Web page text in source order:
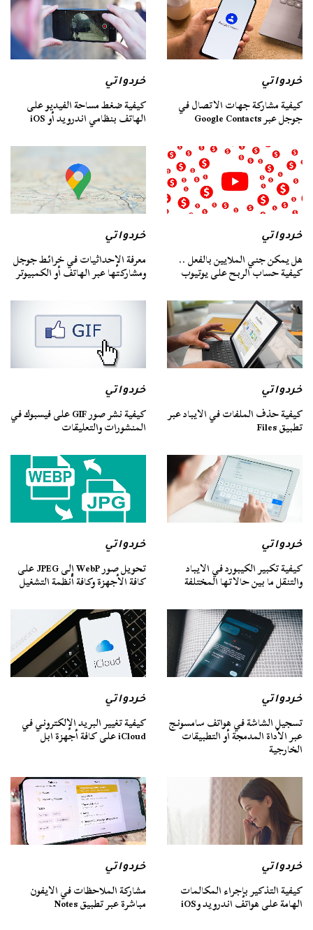
خردواتي
كيفية مشاركة جهات الاتصال في
جوجل عبر Google Contacts
خردواتي
كيفية ضغط مساحة الفيديو على
الهاتف بنظامي اندرويد أو iOS
خردواتي
هل يمكن جني الملايين بالفعل ..
كيفية حساب الربح على يوتيوب
خردواتي
معرفة الإحداثيات في خرائط جوجل
ومشاركتها عبر الهاتف أو الكمبيوتر
خردواتي
كيفية حذف الملفات في الايباد عبر
تطبيق Files
خردواتي
كيفية نشر صور GIF على فيسبوك في
المنشورات والتعليقات
خردواتي
كيفية تكبير الكيبورد في الايباد
والتنقل ما بين حالاتها المختلفة
خردواتي
تحويل صور WebP إلى JPEG على
كافة الأجهزة وكافة أنظمة التشغيل
خردواتي
تسجيل الشاشة في هواتف سامسونج
عبر الأداة المدمجة أو التطبيقات
الخارجية
خردواتي
كيفية تغيير البريد الإلكتروني في
iCloud على كافة أجهزة ابل
خردواتي
كيفية التذكير بإجراء المكالمات
الهامة على هواتف اندرويد وiOS
خردواتي
مشاركة الملاحظات في الايفون
مباشرة عبر تطبيق Notes